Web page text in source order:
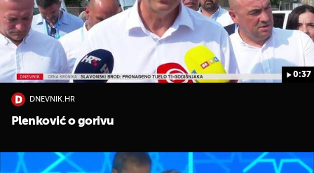
0:37
DNEVNIK.HR
Plenković o gorivu